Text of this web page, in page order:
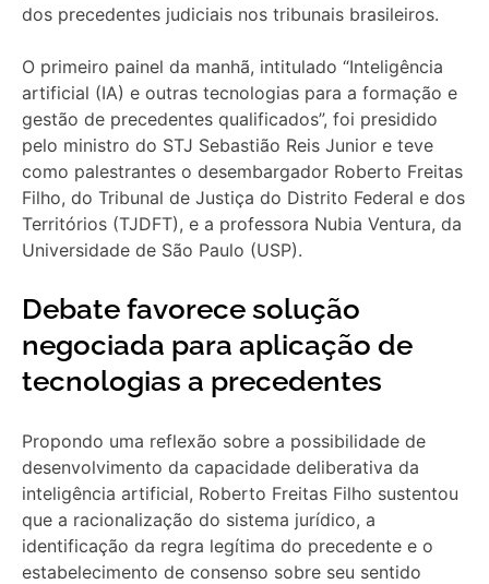
dos precedentes judiciais nos tribunais brasileiros.
O primeiro painel da manhã, intitulado “Inteligência
artificial (IA) e outras tecnologias para a formação e
gestão de precedentes qualificados”, foi presidido
pelo ministro do STJ Sebastião Reis Junior e teve
como palestrantes o desembargador Roberto Freitas
Filho, do Tribunal de Justiça do Distrito Federal e dos
Territórios (TJDFT), e a professora Nubia Ventura, da
Universidade de São Paulo (USP).
Debate favorece solução
negociada para aplicação de
tecnologias a precedentes
Propondo uma reflexão sobre a possibilidade de
desenvolvimento da capacidade deliberativa da
inteligência artificial, Roberto Freitas Filho sustentou
que a racionalização do sistema jurídico, a
identificação da regra legítima do precedente e o
estabelecimento de consenso sobre seu sentido